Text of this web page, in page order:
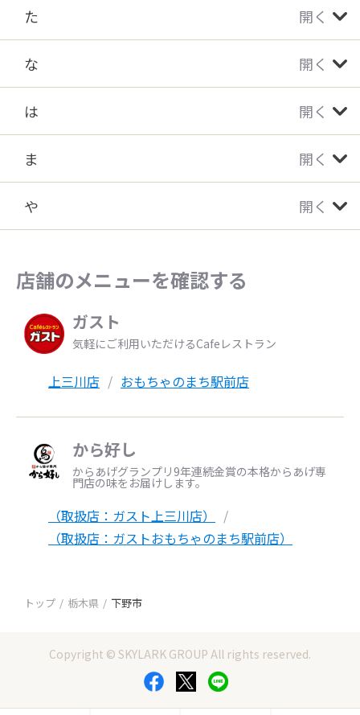
た 開く
な 開く
は 開く
ま 開く
や 開く
店舗のメニューを確認する
ガスト
気軽にご利用いただけるCafeレストラン
上三川店 おもちゃのまち駅前店
から好し
からあげグランプリ9年連続金賞の本格からあげ専
門店の味をお届けします。
（取扱店：ガスト上三川店）
（取扱店：ガストおもちゃのまち駅前店）
トップ 栃木県 下野市
Copyright © SKYLARK GROUP All rights reserved.